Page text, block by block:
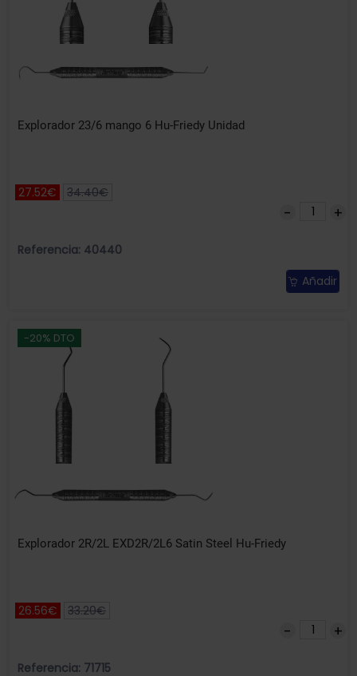
Explorador 23/6 mango 6 Hu-Friedy Unidad
27.52€ 34.40€
Referencia: 40440
Añadir
-20% DTO
Explorador 2R/2L EXD2R/2L6 Satin Steel Hu-Friedy
26.56€ 33.20€
Referencia: 71715